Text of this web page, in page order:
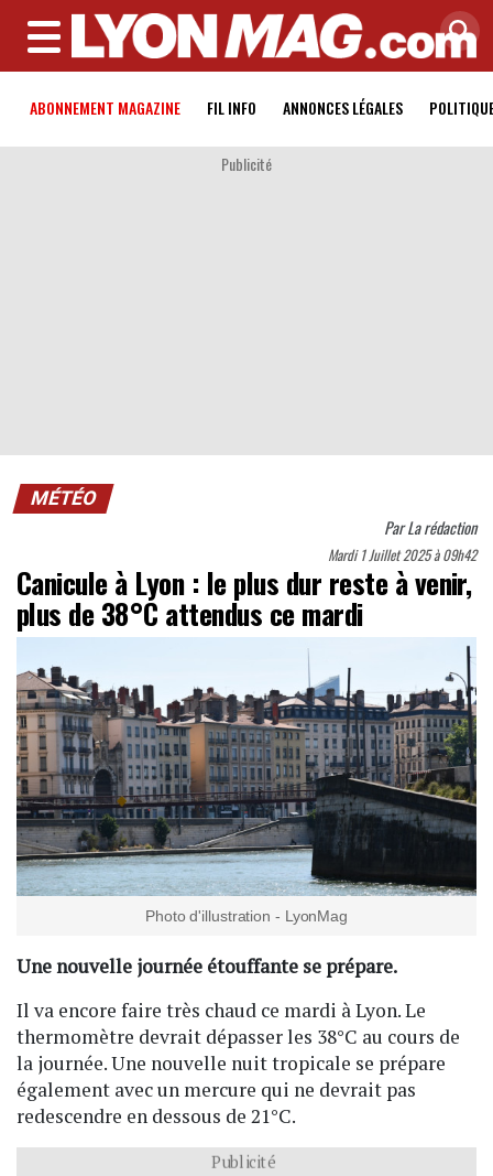
MENU
ABONNEMENT MAGAZINE FIL INFO ANNONCES LÉGALES
Publicité
MÉTÉO
ParLa rédaction
Mardi 1 Juillet 2025 à 09h42
Canicule à Lyon : le plus dur reste à venir,
plus de 38°C attendus ce mardi
Photo d'illustration - LyonMag
Une nouvelle journée étouffante se prépare.
Il va encore faire très chaud ce mardi à Lyon. Le
thermomètre devrait dépasser les 38°C au cours de
la journée. Une nouvelle nuit tropicale se prépare
également avec un mercure qui ne devrait pas
redescendre en dessous de 21°C.
Publicité